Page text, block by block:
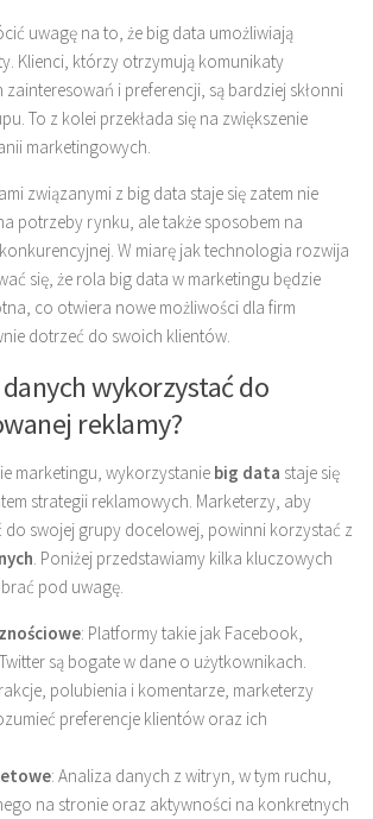
uwagę na to, że big data umożliwiają
Klienci, którzy otrzymują komunikaty
i preferencji, są bardziej skłonni
To z kolei przekłada się na zwiększenie
marketingowych.
związanymi z big data staje się zatem nie
potrzeby rynku, ale także sposobem na
W miarę jak technologia rozwija
się, że rola big data w marketingu będzie
co otwiera nowe możliwości dla firm
dotrzeć do swoich klientów.
wykorzystać do
reklamy?
marketingu, wykorzystanie big data staje się
strategii reklamowych. Marketerzy, aby
do swojej grupy docelowej, powinni korzystać z
. Poniżej przedstawiamy kilka kluczowych
pod uwagę.
: Platformy takie jak Facebook,
są bogate w dane o użytkownikach.
polubienia i komentarze, marketerzy
preferencje klientów oraz ich
: Analiza danych z witryn, w tym ruchu,
na stronie oraz aktywności na konkretnych